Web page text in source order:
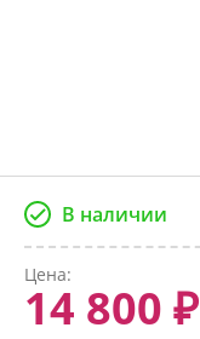
В наличии
Цена:
14 800 ₽